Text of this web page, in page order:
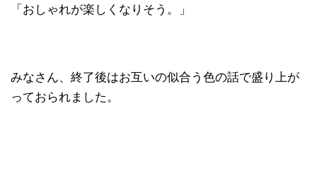
「おしゃれが楽しくなりそう。」
みなさん、終了後はお互いの似合う色の話で盛り上が
っておられました。